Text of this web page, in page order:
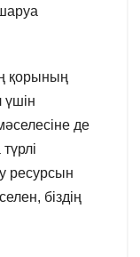
қорының
де
ресурсын
біздің